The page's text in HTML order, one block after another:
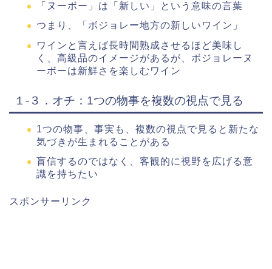
「ヌーボー」は「新しい」という意味の言葉
つまり、「ボジョレー地方の新しいワイン」
ワインと言えば長時間熟成させるほど美味し
く、高級品のイメージがあるが、ボジョレーヌ
ーボーは新鮮さを楽しむワイン
１-３．オチ：1つの物事を複数の視点で見る
1つの物事、事実も、複数の視点で見ると新たな
気づきが生まれることがある
盲信するのではなく、客観的に視野を広げる意
識を持ちたい
スポンサーリンク